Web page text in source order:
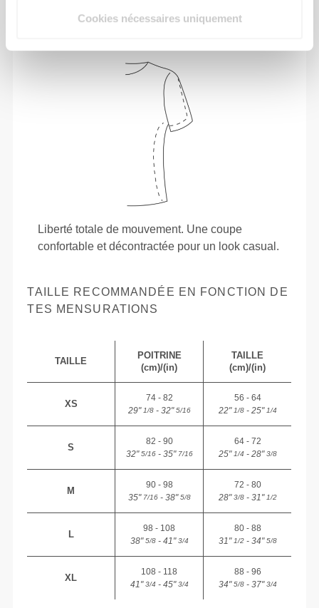
Cookies nécessaires uniquement
Liberté totale de mouvement. Une coupe
confortable et décontractée pour un look casual.
TAILLE RECOMMANDÉE EN FONCTION DE
TES MENSURATIONS
TAILLE
POITRINE
(cm)/(in)
TAILLE
(cm)/(in)
XS
74 - 82
29"1/8- 32"5/16
56 - 64
22"1/8- 25"1/4
S
82 - 90
32"5/16- 35"7/16
64 - 72
25"1/4 - 28"3/8
M
90 - 98
35"7/16- 38"5/8
72 - 80
28"3/8- 31"1/2
L
98 - 108
38"5/8- 41"3/4
80 - 88
31"1/2- 34"5/8
XL
108 - 118
41"3/4 - 45"3/4
88 - 96
34"5/8- 37"3/4